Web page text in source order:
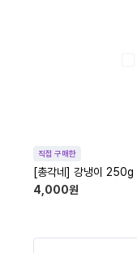
직접 구매한
[총각네] 강냉이 250g
4,000원